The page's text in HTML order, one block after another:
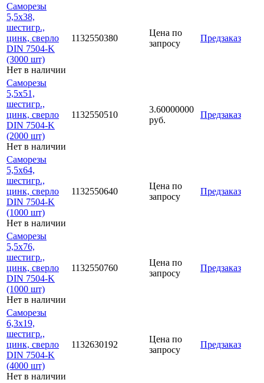
Саморезы
5,5х38,
шестигр.,
цинк, сверло
DIN 7504-K
(3000 шт)
Нет в наличии
1132550380
Цена по
запросу
Предзаказ
Саморезы
5,5х51,
шестигр.,
цинк, сверло
DIN 7504-K
(2000 шт)
Нет в наличии
1132550510
3.60000000
руб.
Предзаказ
Саморезы
5,5х64,
шестигр.,
цинк, сверло
DIN 7504-K
(1000 шт)
Нет в наличии
1132550640
Цена по
запросу
Предзаказ
Саморезы
5,5х76,
шестигр.,
цинк, сверло
DIN 7504-K
(1000 шт)
Нет в наличии
1132550760
Цена по
запросу
Предзаказ
Саморезы
6,3х19,
шестигр.,
цинк, сверло
DIN 7504-K
(4000 шт)
Нет в наличии
1132630192
Цена по
запросу
Предзаказ